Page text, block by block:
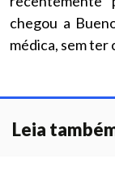
chegou a
médica, sem ter
Leia